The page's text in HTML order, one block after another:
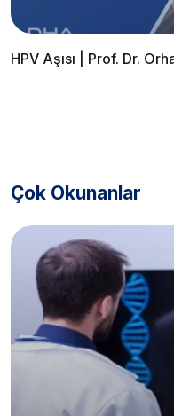
HPV Aşısı | Prof. Dr.
Çok Okunanlar